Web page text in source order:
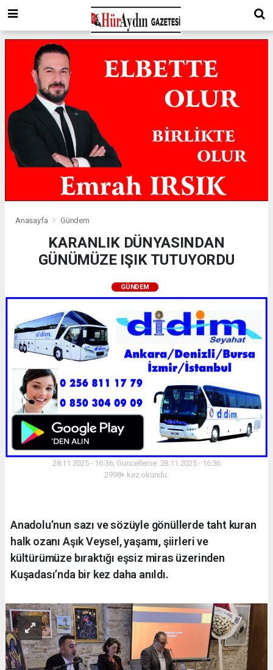
Anasayfa Gündem
KARANLIK DÜNYASINDAN
GÜNÜMÜZE IŞIK TUTUYORDU
GÜNDEM
28.11.2025 - 16:36, Güncelleme: 28.11.2025 - 16:36
2998+ kez okundu.
Anadolu’nun sazı ve sözüyle gönüllerde taht kuran
halk ozanı Aşık Veysel, yaşamı, şiirleri ve
kültürümüze bıraktığı eşsiz miras üzerinden
Kuşadası’nda bir kez daha anıldı.